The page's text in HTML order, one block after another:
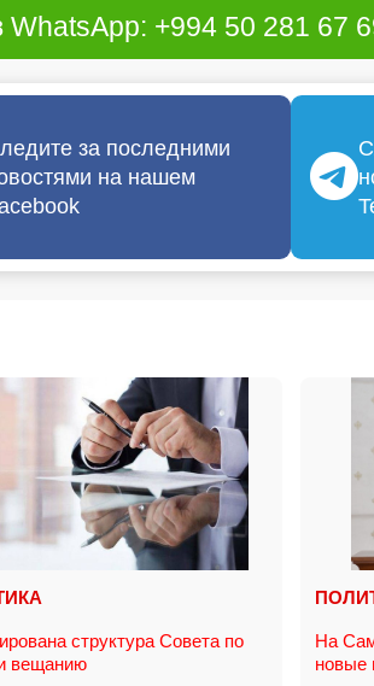
+994 50 281 67
за последними
на нашем
структура Совета по
вещанию
На
новые